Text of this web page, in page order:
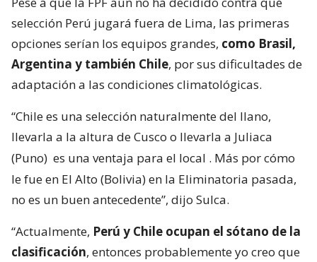
selección Perú jugará fuera de Lima, las primeras
opciones serían los equipos grandes, como Brasil,
Argentina y también Chile, por sus dificultades de
adaptación a las condiciones climatológicas.
“Chile es una selección naturalmente del llano,
llevarla a la altura de Cusco o llevarla a Juliaca
(Puno) es una ventaja para el local . Más por cómo
le fue en El Alto (Bolivia) en la Eliminatoria pasada,
no es un buen antecedente”, dijo Sulca.
“Actualmente, Perú y Chile ocupan el sótano de la
clasificación, entonces probablemente yo creo que